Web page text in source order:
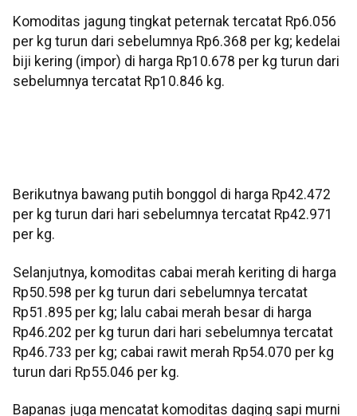
Komoditas jagung tingkat peternak tercatat Rp6.056
per kg turun dari sebelumnya Rp6.368 per kg; kedelai
biji kering (impor) di harga Rp10.678 per kg turun dari
sebelumnya tercatat Rp10.846 kg.
Berikutnya bawang putih bonggol di harga Rp42.472
per kg turun dari hari sebelumnya tercatat Rp42.971
per kg.
Selanjutnya, komoditas cabai merah keriting di harga
Rp50.598 per kg turun dari sebelumnya tercatat
Rp51.895 per kg; lalu cabai merah besar di harga
Rp46.202 per kg turun dari hari sebelumnya tercatat
Rp46.733 per kg; cabai rawit merah Rp54.070 per kg
turun dari Rp55.046 per kg.
Bapanas juga mencatat komoditas daging sapi murni